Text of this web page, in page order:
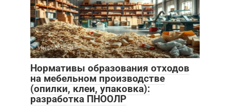
Информация
Нормативы образования отходов
на мебельном производстве
(опилки, клеи, упаковка):
разработка ПНООЛР